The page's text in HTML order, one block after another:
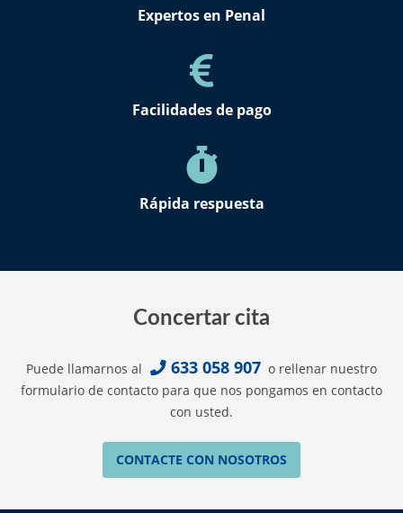
Expertos en Penal
Facilidades de pago
Rápida respuesta
Concertar cita
Puede llamarnos al 633 058 907 o rellenar nuestro
formulario de contacto para que nos pongamos en contacto
con usted.
CONTACTE CON NOSOTROS